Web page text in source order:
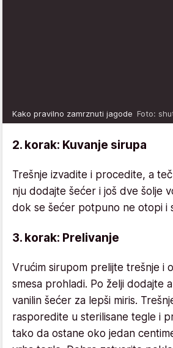
Kako pravilno zamrznuti jagode Foto:
2. korak: Kuvanje sirupa
Trešnje izvadite i procedite, a
nju dodajte šećer i još dve šolje
dok se šećer potpuno ne otopi i
3. korak: Prelivanje
Vrućim sirupom prelijte trešnje i
smesa prohladi. Po želji dodajte
vanilin šećer za lepši miris.
rasporedite u sterilisane tegle i
tako da ostane oko jedan